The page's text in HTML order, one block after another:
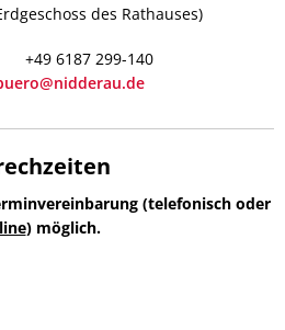
des Rathauses)
+49 6187 299-140
(telefonisch oder
) möglich.